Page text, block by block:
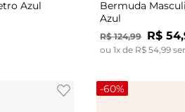
Azul
Bermuda
Azul
R$ 124,99 R$ 54,
ou1x de R$ 54,99
-60%